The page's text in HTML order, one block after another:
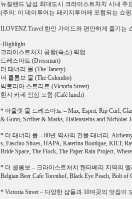
뉴질랜드 남섬 최대도시 크라이스트처치 시내 주
(주의: 이 데이투어는 패키지투어에 포함되는 쇼
ILOVENZ Travel 한인 가이드와 편안하게 즐기는
-Highlight
크라이스트처치 공항(숙소) 픽업
드레스마트 (Dressmart)
더 태너리 몰 (The Tanery)
더 콜롬보 몰 (The Colombo)
빅토리아 스트리트 (Victoria Street)
현지 카페 점심 포함 (Café lunch)
* 아울렛 몰 드레스마트 – Max, Esprit, Rip Curl,
& Gunn, Scriber & Marks, Hallensteins and Nicholas
* 더 태너리 몰 – 80년 역사의 건물 태너리. Alchemy
s, Fascino Shoes, HAPA, Katerina Boutique, KILT,
Bride Space, The Flock, The Paper Rain Project,
* 더 콜롬보 – 크라이스트처치 캔터베리 지역의 엘
Belgian Beer Cafe Torenhof, Black Eye Peach, Bolt
* Victoria Street – 다양한 샵들과 10여곳의 맛집이